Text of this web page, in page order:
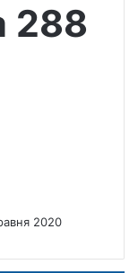
288
2020